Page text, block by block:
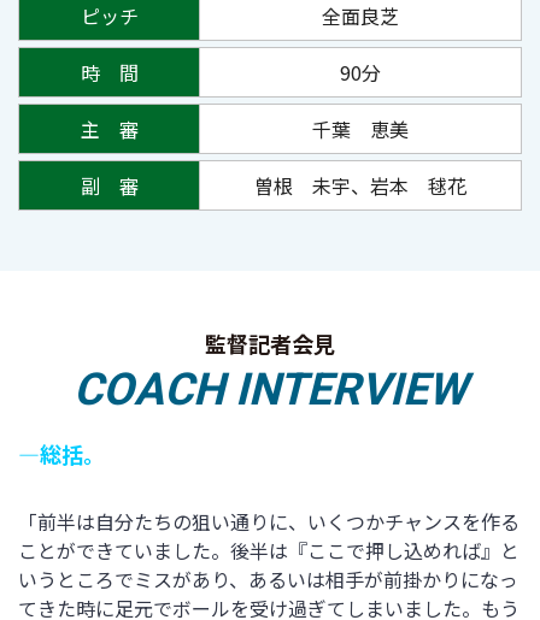
ピッチ
全面良芝
時 間
90分
主 審
千葉 恵美
副 審
曽根 未宇、岩本 毬花
監督記者会見
COACH INTERVIEW
―総括。
「前半は自分たちの狙い通りに、いくつかチャンスを作る
ことができていました。後半は『ここで押し込めれば』と
いうところでミスがあり、あるいは相手が前掛かりになっ
てきた時に足元でボールを受け過ぎてしまいました。もう